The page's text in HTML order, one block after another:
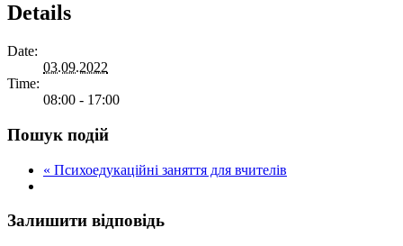
Details
Date:
03.09.2022
Time:
08:00 - 17:00
Пошук подій
« Психоедукаційні заняття для вчителів
Залишити відповідь